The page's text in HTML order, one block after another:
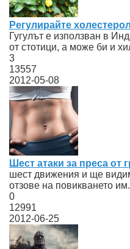
Регулирайте
Гугулът е използван в
от стотици, а може би и
3
13557
2012-05-08
Шест атаки за преса от
шест движения и ще
отзове на повикването
0
12991
2012-06-25